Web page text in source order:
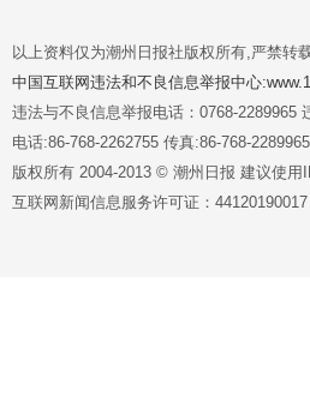
以上资料仅为潮州日报社版权所有,严禁转
中国互联网违法和不良信息举报中心
违法与不良信息举报电话：0768-2289965
电话:86-768-2262755 传真:86-768-
版权所有 2004-2013 © 潮州日报 建议使
互联网新闻信息服务许可证：44120190017